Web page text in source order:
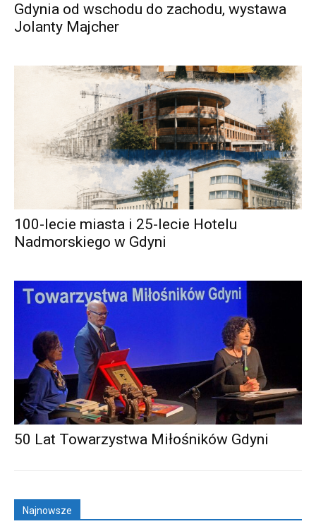
Gdynia od wschodu do zachodu, wystawa
Jolanty Majcher
100-lecie miasta i 25-lecie Hotelu
Nadmorskiego w Gdyni
50 Lat Towarzystwa Miłośników Gdyni
Najnowsze